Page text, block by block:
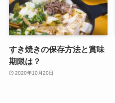
すき焼きの保存方法と賞味
期限は？
2020年10月20日